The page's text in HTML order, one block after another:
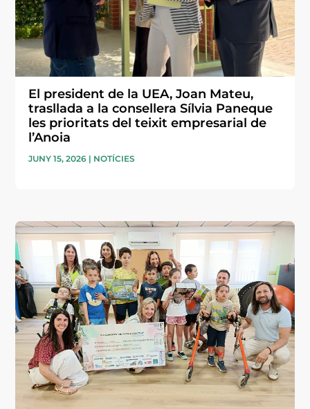
El president de la UEA, Joan Mateu,
trasllada a la consellera Sílvia Paneque
les prioritats del teixit empresarial de
l’Anoia
JUNY 15, 2026 | NOTÍCIES